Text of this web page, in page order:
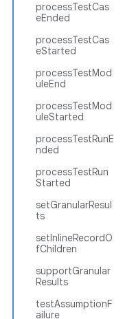
processTestCas
eEnded
processTestCas
eStarted
processTestMod
uleEnd
processTestMod
uleStarted
processTestRunE
nded
processTestRun
Started
setGranularResul
ts
setInlineRecordO
fChildren
supportGranular
Results
testAssumptionF
ailure